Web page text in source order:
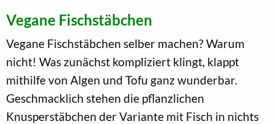
Vegane Fischstäbchen
Vegane Fischstäbchen selber machen? Warum
nicht! Was zunächst kompliziert klingt, klappt
mithilfe von Algen und Tofu ganz wunderbar.
Geschmacklich stehen die pflanzlichen
Knusperstäbchen der Variante mit Fisch in nichts